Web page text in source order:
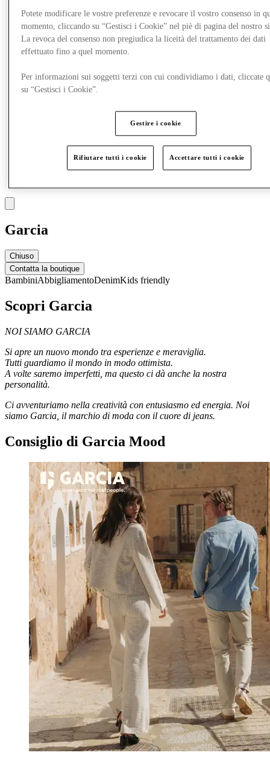
Altro
Garcia
Chiuso
Contatta la boutique
BambiniAbbigliamentoDenimKids friendly
Scopri Garcia
NOI SIAMO GARCIA
Si apre un nuovo mondo tra esperienze e meraviglia.
Tutti guardiamo il mondo in modo ottimista.
A volte saremo imperfetti, ma questo ci dà anche la nostra
personalità.
Ci avventuriamo nella creatività con entusiasmo ed energia. Noi
siamo Garcia, il marchio di moda con il cuore di jeans.
Consiglio di Garcia Mood
Potete modificare le vostre preferenze e revocare il vostro consenso in
momento, cliccando su “Gestisci i Cookie” nel piè di pagina del nostro
La revoca del consenso non pregiudica la liceità del trattamento dei dati
effettuato fino a quel momento.
Per informazioni sui soggetti terzi con cui condividiamo i dati, cliccate
su “Gestisci i Cookie”.
Gestire i cookie
Rifiutare tutti i cookie Accettare tutti i cookie